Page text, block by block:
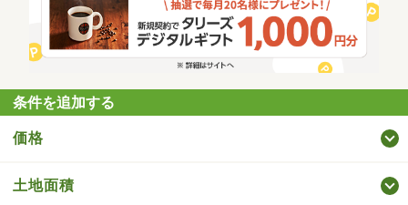
条件を追加する
価格
土地面積